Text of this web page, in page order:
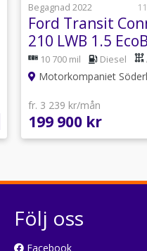
Begagnad 2022
Ford Transit
210 LWB 1.5
SelectShift Euro
10 700 mil Diesel
Motorkompaniet
fr. 3 239 kr/mån
199 900 kr
Följ oss
Facebook